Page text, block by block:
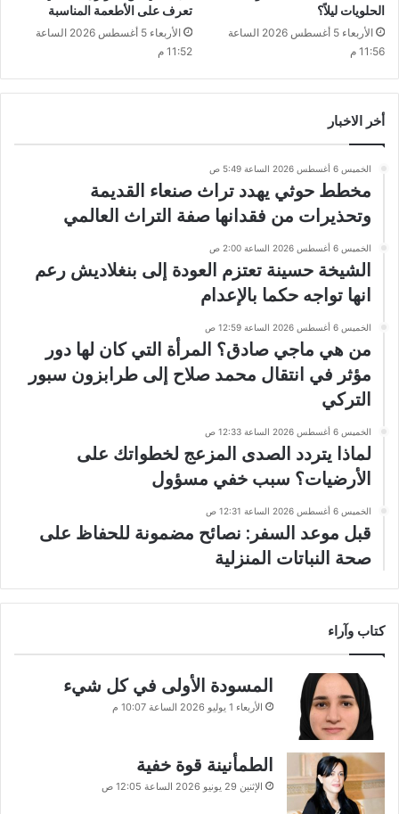
الحلويات ليلاً؟
الأربعاء 5 أغسطس 2026 الساعة
11:56 م
تعرف على الأطعمة المناسبة
الأربعاء 5 أغسطس 2026 الساعة
11:52 م
أخر الاخبار
الخميس 6 أغسطس 2026 الساعة 5:49 ص
مخطط حوثي يهدد تراث صنعاء القديمة
وتحذيرات من فقدانها صفة التراث العالمي
الخميس 6 أغسطس 2026 الساعة 2:00 ص
الشيخة حسينة تعتزم العودة إلى بنغلاديش رعم
انها تواجه حكما بالإعدام
الخميس 6 أغسطس 2026 الساعة 12:59 ص
من هي ماجي صادق؟ المرأة التي كان لها دور
مؤثر في انتقال محمد صلاح إلى طرابزون سبور
التركي
الخميس 6 أغسطس 2026 الساعة 12:33 ص
لماذا يتردد الصدى المزعج لخطواتك على
الأرضيات؟ سبب خفي مسؤول
الخميس 6 أغسطس 2026 الساعة 12:31 ص
قبل موعد السفر: نصائح مضمونة للحفاظ على
صحة النباتات المنزلية
كتاب وآراء
المسودة الأولى في كل شيء
الأربعاء 1 يوليو 2026 الساعة 10:07 م
الطمأنينة قوة خفية
الإثنين 29 يونيو 2026 الساعة 12:05 ص